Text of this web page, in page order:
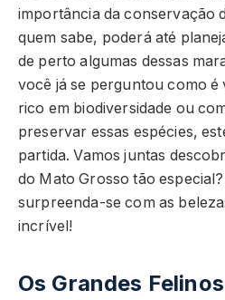
importância da conservação
quem sabe, poderá até
de perto algumas dessas
você já se perguntou como é
rico em biodiversidade ou
preservar essas espécies,
partida. Vamos juntas
do Mato Grosso tão
surpreenda-se com as
incrível!
Os Grandes